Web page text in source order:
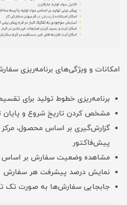
امکانات و ویژگی‌های برنامه‌ریزی
برنامه‌ریزی خطوط تولید برای
مشخص کردن تاریخ شروع و پایان
گزارش‌گیری بر اساس محصول،
پیش‌فاکتور
مشاهده وضعیت سفارش بر اساس
نمایش درصد پیشرفت هر سفارش
جابجایی سفارش‌ها به صورت تک